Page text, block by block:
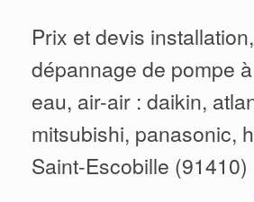
Prix et devis
dépannage de pompe
eau, air-air : daikin,
mitsubishi, panasonic,
Saint-Escobille (91410)